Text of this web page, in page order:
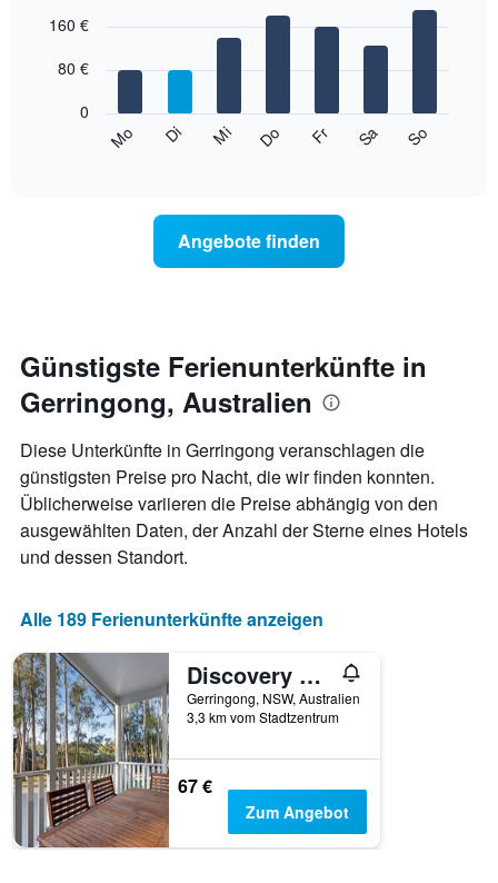
chart
bars.
durchschnittlichen
jeweiligen
Wochentag.
Das
Diagramm
1
X-
Achse,
die
die
Wochentage
Diagramm
hat
1
Y-
Achse,
die
den
durchschnittlichen
Zimmerpreis
anzeigt.
graphic.
Mo Di Mi Do Fr Sa So
0
80 €
160 €
Angebote finden
Günstigste Ferienunterkünfte in
Gerringong, Australien
Diese Unterkünfte in Gerringong veranschlagen die
günstigsten Preise pro Nacht, die wir finden konnten.
Üblicherweise variieren die Preise abhängig von den
ausgewählten Daten, der Anzahl der Sterne eines Hotels
und dessen Standort.
Alle 189 Ferienunterkünfte anzeigen
Discovery Parks - Gerroa
Gerringong, NSW, Australien
3,3 km vom Stadtzentrum
67 €
Zum Angebot